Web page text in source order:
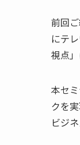
前回
にテ
視点
本セ
クを
ビジ